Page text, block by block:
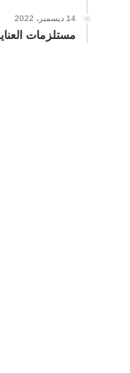
14 ديسمبر، 2022
مستلزمات